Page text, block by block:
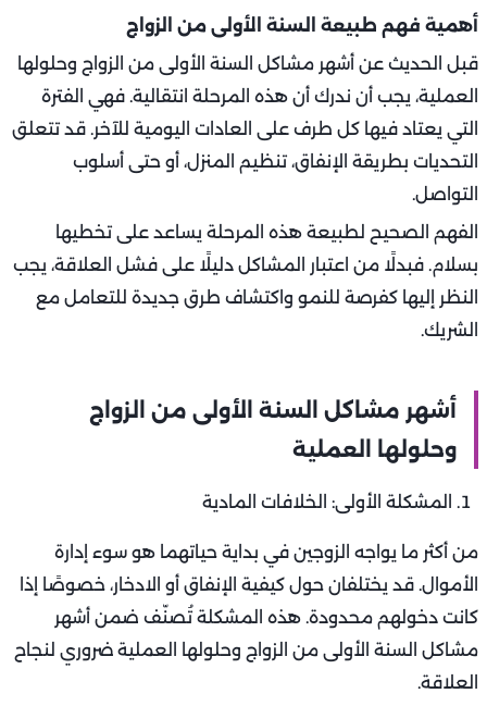
أهمية فهم طبيعة السنة الأولى من الزواج
قبل الحديث عن أشهر مشاكل السنة الأولى من الزواج وحلولها
العملية، يجب أن ندرك أن هذه المرحلة انتقالية. فهي الفترة
التي يعتاد فيها كل طرف على العادات اليومية للآخر. قد تتعلق
التحديات بطريقة الإنفاق، تنظيم المنزل، أو حتى أسلوب
التواصل.
الفهم الصحيح لطبيعة هذه المرحلة يساعد على تخطيها
بسلام. فبدلًا من اعتبار المشاكل دليلًا على فشل العلاقة، يجب
النظر إليها كفرصة للنمو واكتشاف طرق جديدة للتعامل مع
الشريك.
أشهر مشاكل السنة الأولى من الزواج
وحلولها العملية
المشكلة الأولى: الخلافات المادية
من أكثر ما يواجه الزوجين في بداية حياتهما هو سوء إدارة
الأموال. قد يختلفان حول كيفية الإنفاق أو الادخار، خصوصًا إذا
كانت دخولهم محدودة. هذه المشكلة تُصنّف ضمن أشهر
مشاكل السنة الأولى من الزواج وحلولها العملية ضروري لنجاح
العلاقة.